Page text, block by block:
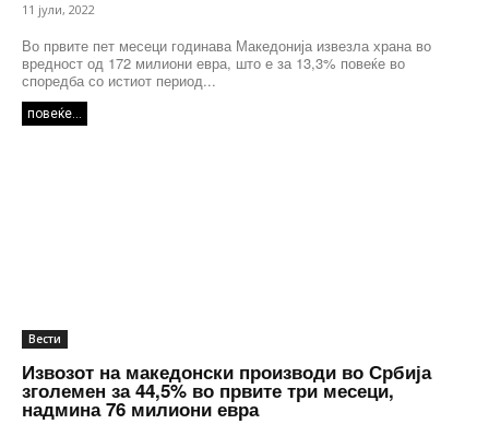
11 јули, 2022
Во првите пет месеци годинава Македонија извезла храна во
вредност од 172 милиони евра, што е за 13,3% повеќе во
споредба со истиот период...
повеќе...
Вести
Извозот на македонски производи во Србија
зголемен за 44,5% во првите три месеци,
надмина 76 милиони евра